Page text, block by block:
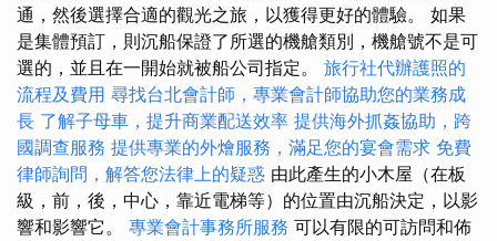
通，然後選擇合適的觀光之旅，以獲得更好的體驗。 如果
是集體預訂，則沉船保證了所選的機艙類別，機艙號不是可
選的，並且在一開始就被船公司指定。 旅行社代辦護照的
流程及費用 尋找台北會計師，專業會計師協助您的業務成
長 了解子母車，提升商業配送效率 提供海外抓姦協助，跨
國調查服務 提供專業的外燴服務，滿足您的宴會需求 免費
律師詢問，解答您法律上的疑惑 由此產生的小木屋（在板
級，前，後，中心，靠近電梯等）的位置由沉船決定，以影
響和影響它。 專業會計事務所服務 可以有限的可訪問和佈